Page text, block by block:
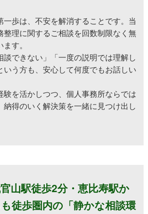
一歩は、不安を解消することです。当
整理に関するご相談を回数制限なく無
す。
談できない」「一度の説明では理解し
いう方も、安心して何度でもお話しい
験を活かしつつ、個人事務所ならでは
納得のいく解決策を一緒に見つけ出し
山駅徒歩2分・恵比寿駅か
徒歩圏内の「静かな相談環